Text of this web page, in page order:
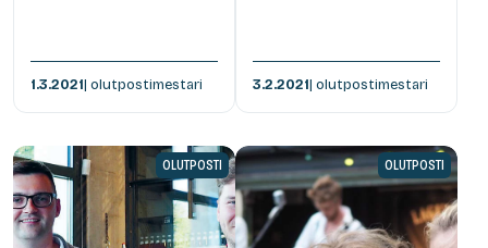
1.3.2021| olutpostimestari 3.2.2021| olutpostimestari
OLUTPOSTI OLUTPOSTI